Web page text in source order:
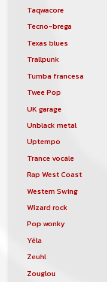
Taqwacore
Tecno-brega
Texas blues
Trallpunk
Tumba francesa
Twee Pop
UK garage
Unblack metal
Uptempo
Trance vocale
Rap West Coast
Western Swing
Wizard rock
Pop wonky
Yéla
Zeuhl
Zouglou